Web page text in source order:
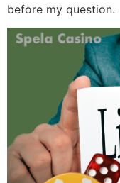
before my question.